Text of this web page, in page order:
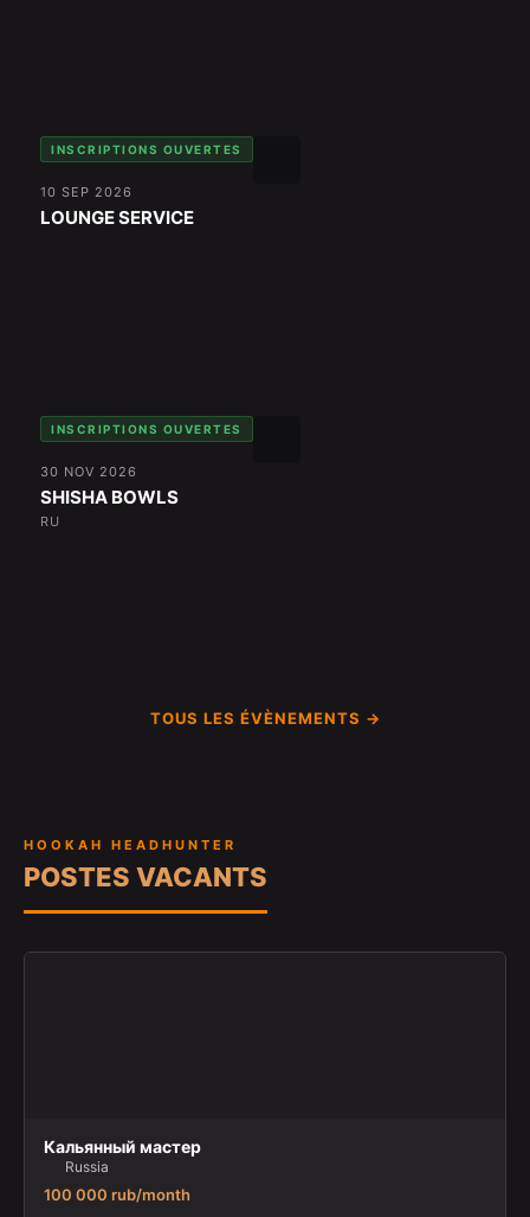
INSCRIPTIONS OUVERTES
10 SEP 2026
LOUNGE SERVICE
INSCRIPTIONS OUVERTES
30 NOV 2026
SHISHA BOWLS
RU
TOUS LES ÉVÈNEMENTS →
HOOKAH HEADHUNTER
POSTES VACANTS
Кальянный мастер
Russia
100 000 rub/month